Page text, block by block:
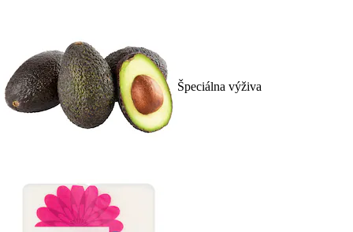
Špeciálna výživa